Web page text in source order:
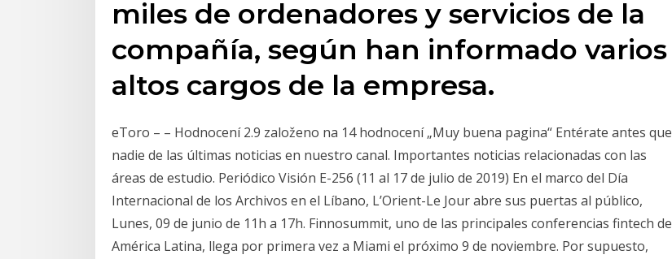
miles de ordenadores y servicios de la
compañía, según han informado varios
altos cargos de la empresa.
eToro – – Hodnocení 2.9 založeno na 14 hodnocení „Muy buena pagina“ Entérate antes que
nadie de las últimas noticias en nuestro canal. Importantes noticias relacionadas con las
áreas de estudio. Periódico Visión E-256 (11 al 17 de julio de 2019) En el marco del Día
Internacional de los Archivos en el Líbano, L’Orient-Le Jour abre sus puertas al público,
Lunes, 09 de junio de 11h a 17h. Finnosummit, uno de las principales conferencias fintech de
América Latina, llega por primera vez a Miami el próximo 9 de noviembre. Por supuesto,